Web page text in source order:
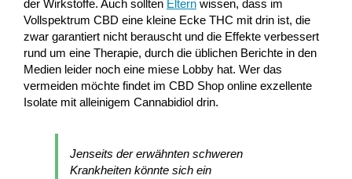
der Wirkstoffe. Auch sollten Eltern wissen, dass im
Vollspektrum CBD eine kleine Ecke THC mit drin ist, die
zwar garantiert nicht berauscht und die Effekte verbessert
rund um eine Therapie, durch die üblichen Berichte in den
Medien leider noch eine miese Lobby hat. Wer das
vermeiden möchte findet im CBD Shop online exzellente
Isolate mit alleinigem Cannabidiol drin.
Jenseits der erwähnten schweren
Krankheiten könnte sich ein